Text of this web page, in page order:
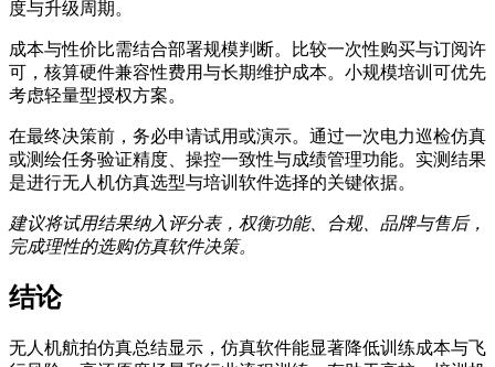
度与升级周期。
成本与性价比需结合部署规模判断。比较一次性购买与订阅许
可，核算硬件兼容性费用与长期维护成本。小规模培训可优先
考虑轻量型授权方案。
在最终决策前，务必申请试用或演示。通过一次电力巡检仿真
或测绘任务验证精度、操控一致性与成绩管理功能。实测结果
是进行无人机仿真选型与培训软件选择的关键依据。
建议将试用结果纳入评分表，权衡功能、合规、品牌与售后，
完成理性的选购仿真软件决策。
结论
无人机航拍仿真总结显示，仿真软件能显著降低训练成本与飞